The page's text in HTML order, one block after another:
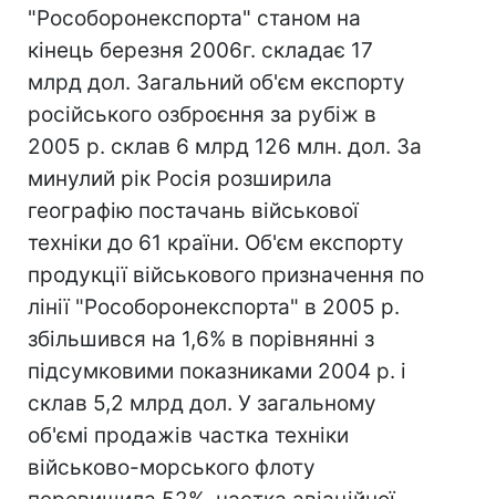
"Рособоронекспорта" станом на
кінець березня 2006г. складає 17
млрд дол. Загальний об'єм експорту
російського озброєння за рубіж в
2005 р. склав 6 млрд 126 млн. дол. За
минулий рік Росія розширила
географію постачань військової
техніки до 61 країни. Об'єм експорту
продукції військового призначення по
лінії "Рособоронекспорта" в 2005 р.
збільшився на 1,6% в порівнянні з
підсумковими показниками 2004 р. і
склав 5,2 млрд дол. У загальному
об'ємі продажів частка техніки
військово-морського флоту